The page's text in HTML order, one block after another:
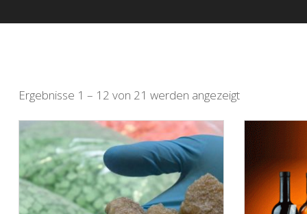
Ergebnisse 1 – 12 von 21 werden angezeigt